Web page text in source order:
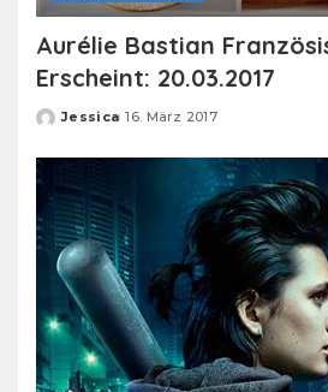
Aurélie Bastian
Erscheint: 20.03.2017
Posted
Jessica 16. März 2017